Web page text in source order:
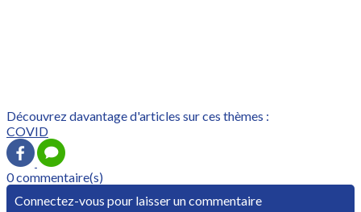
Découvrez davantage d'articles sur ces thèmes :
COVID
0 commentaire(s)
Connectez-vous pour laisser un commentaire